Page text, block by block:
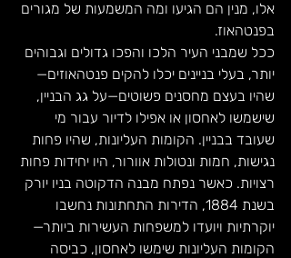
אלו, מנין הם הגיעו ומה המשמעות של מגורים
בפנטהאוז.
ככל שמבני העיר הלכו והפכו גדולים וגבוהים
יותר, בעלי בניינים יכלו להקים פנטהאוזים—
שהיו בעצם מחסנים פשוטים—על גג הבניין,
שישמשו לאחסון או אפילו לדיור עבור מי
שעובד בבניין. הקומות העליונות, שהיו פחות
נגישות, חמות ונטולות אוורור, היו יחידות פחות
רצויות. כאשר נפתח מבנה הדקוטה בניו יורק
בשנת 1884, הדירות התחתונות נחשבו
יוקרתיות ויועדו למשפחות העשירות ביותר—
הקומות העליונות שימשו לאחסון, כביסה